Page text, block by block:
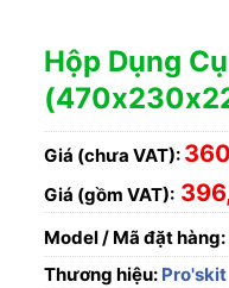
Hộp Dụng
Giá (chưa VAT):
Giá (gồm VAT):
Model / Mã đặt hàng:
Thương hiệu: Pro'skit